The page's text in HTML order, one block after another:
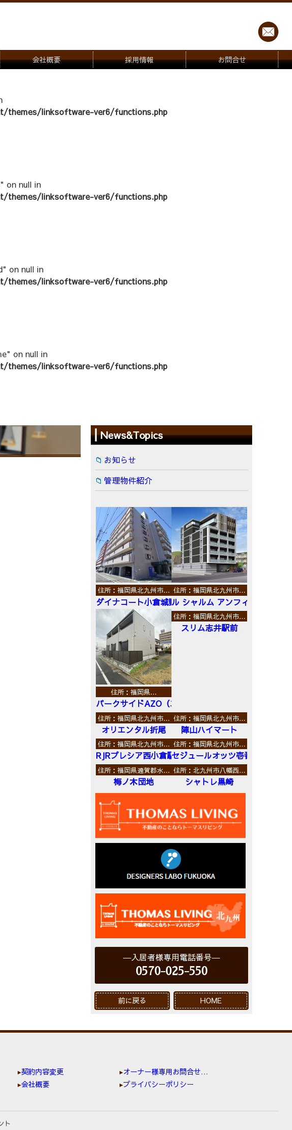
会社概要 採用情報 お問合せ
themes/linksoftware-ver6/functions.php
on null in
themes/linksoftware-ver6/functions.php
on null in
themes/linksoftware-ver6/functions.php
on null in
themes/linksoftware-ver6/functions.php
News&Topics
お知らせ
管理物件紹介
住所：福岡県北九州市…
ダイナコート小倉城野
住所：福岡県北九州市…
ル シャルム アンフィニ
住所：福岡県…
パークサイドAZO（エーゼットオー）
住所：福岡県北九州市…
スリム志井駅前
住所：福岡県北九州市…
オリエンタル折尾
住所：福岡県北九州市…
陣山ハイマート
住所：福岡県北九州市…
RJRプレシア西小倉駅前
住所：福岡県北九州市…
セジュールオッツ壱番館
住所：福岡県遠賀郡水…
梅ノ木団地
住所：北九州市八幡西…
シャトレ黒崎
入居者様専用電話番号
0570-025-550
前に戻る HOME
契約内容変更
オーナー様専用お問合せ窓口
会社概要
プライバシーポリシー
ト